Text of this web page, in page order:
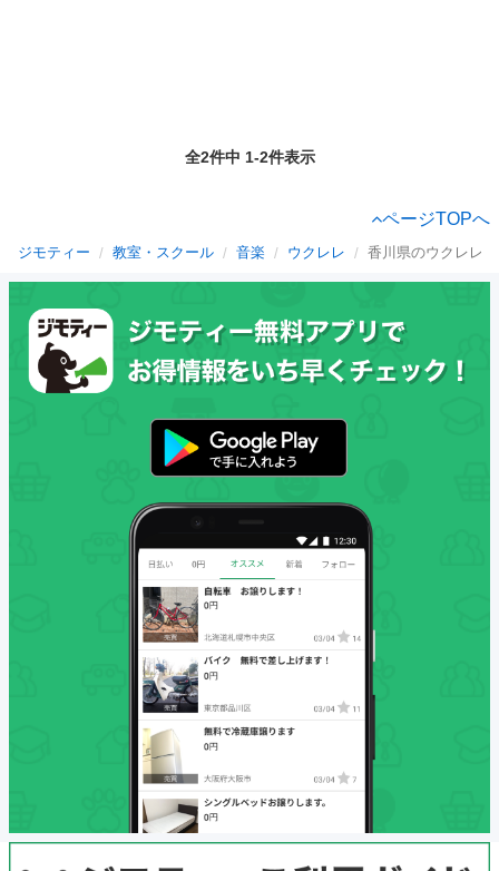
全2件中 1-2件表示
ページTOPへ
ジモティー 教室・スクール 音楽 ウクレレ 香川県のウクレレ